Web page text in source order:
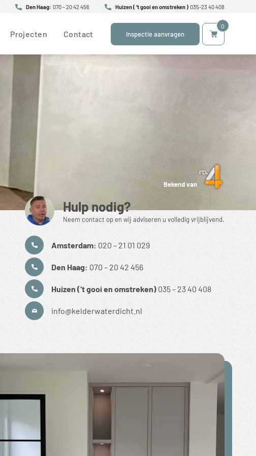
Den Haag: 070 – 20 42 456 Huizen ( ‘t gooi en omstreken ) 035-23 40 408
Projecten Contact Inspectie aanvragen
0
Bekend van
Hulp nodig?
Neem contact op en wij adviseren u volledig vrijblijvend.
Amsterdam: 020 – 21 01 029
Den Haag: 070 – 20 42 456
Huizen (‘t gooi en omstreken) 035 – 23 40 408
info@kelderwaterdicht.nl